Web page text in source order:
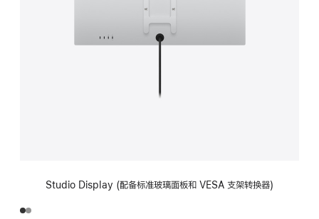
Studio Display (配备标准玻璃面板和 VESA 支架转换器)